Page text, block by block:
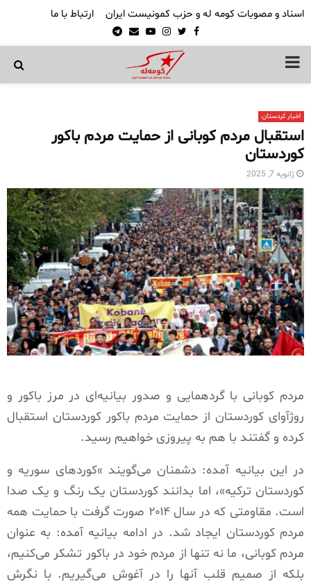
اسناد و مصوبات کومه له و حزب کمونیست ایران ارتباط با ما
Facebook
Twitter
Instagram
Youtube
Email
Telegram
PRIMARY
اخبار کردستان
استقبال مردم کوبانی از حمایت مردم باکور
کوردستان
ژانویه 7, 2025
مردم کوبانی با گردهمایی و صدور بیانیه‌ای در مرز باکور و‌
روژآوای کوردستان از حمایت مردم باکور کوردستان استقبال
کرده و گفتند با هم به پیروزی خواهیم رسید.
در این بیانیه آمده: دشمنان می‌گویند »کوردهای سوریه و
کوردستان ترکیه»، اما بدانند کوردستان یک رنگ و یک صدا
است. مقاومتی که در سال ۲۰۱۴ صورت گرفت با حمایت همه
مردم کوردستان ایجاد شد. در ادامه بیانیه آمده: به عنوان
مردم کوبانی، ما نه تنها از مردم خود در باکور تشکر می‌کنیم،
بلکه از صمیم قلب آنها را در آغوش می‌گیریم. با نگرش